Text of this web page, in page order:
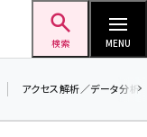
検索 MENU
アクセス解析／データ分析